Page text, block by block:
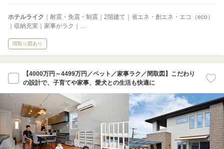
ホテルライク ｜耐震・免震・制震｜2階建て｜省エネ・創エネ・エコ（eco）
｜収納充実｜家事がラク｜…
間取り図あり
【4000万円～4499万円／ペット／家事ラク／間取図】こだわり
の設計で、子育てや家事、愛犬との生活も快適に